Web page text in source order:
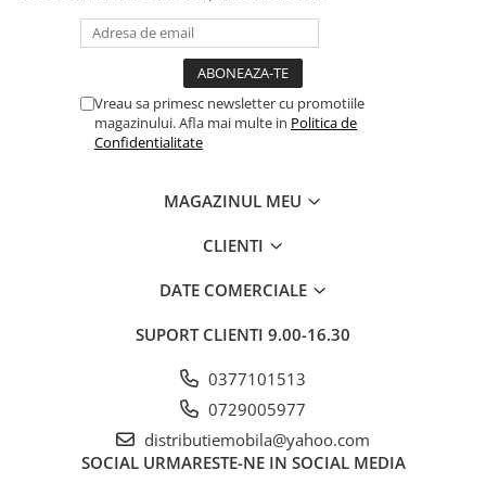
Vreau sa primesc newsletter cu promotiile
magazinului. Afla mai multe in Politica de
Confidentialitate
MAGAZINUL MEU
CLIENTI
DATE COMERCIALE
SUPORT CLIENTI 9.00-16.30
0377101513
0729005977
distributiemobila@yahoo.com
SOCIAL URMARESTE-NE IN SOCIAL MEDIA